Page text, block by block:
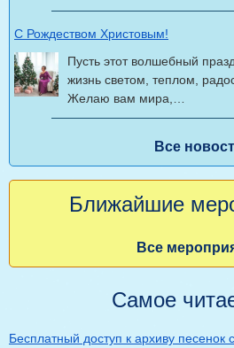
С Рождеством Христовым!
Пусть этот волшебный
жизнь светом, теплом,
Желаю вам мира,…
Все
Ближайшие
Все
Самое
Бесплатный доступ к архиву песенок